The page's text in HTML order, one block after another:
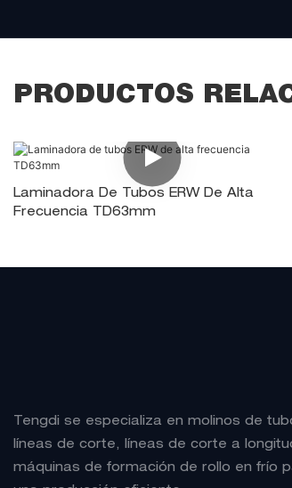
PRODUCTOS
Laminadora De Tubos ERW De Alta
Frecuencia TD63mm
Tengdi se especializa en molinos de
líneas de corte, líneas de corte a
máquinas de formación de rollo en frío